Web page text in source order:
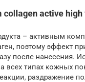
collagen active
– активным
поэтому эффект
после нанесения.
всех типах кожных
раздражение